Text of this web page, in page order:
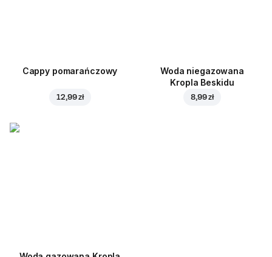
Cappy pomarańczowy
12,99 zł
Woda niegazowana
Kropla Beskidu
8,99 zł